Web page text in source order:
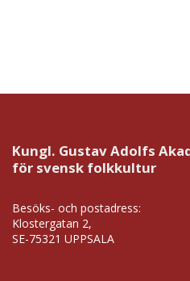
Kungl. Gustav Adolfs
för svensk folkkultur
Besöks- och postadress:
Klostergatan 2,
SE-75321 UPPSALA